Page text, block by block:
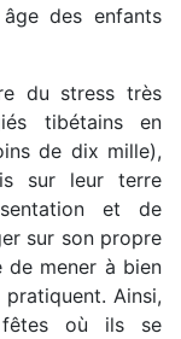
des enfants
du stress très
tibétains en
de dix mille),
sur leur terre
et de
sur son propre
de mener à bien
Ainsi,
fêtes où ils se